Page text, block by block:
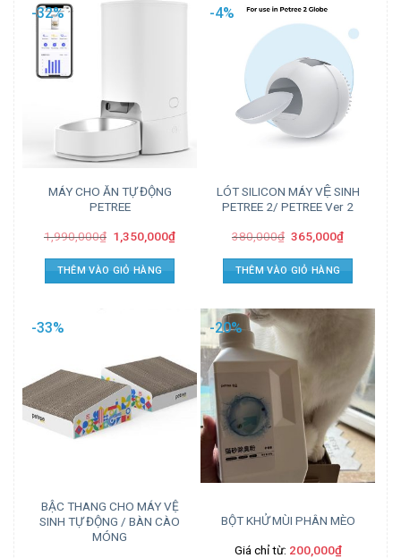
-32%
MÁY CHO ĂN TỰ ĐỘNG
PETREE
1,990,000₫ 1,350,000₫
THÊM VÀO GIỎ HÀNG
-4%
LÓT SILICON MÁY VỆ SINH
PETREE 2/ PETREE Ver 2
380,000₫ 365,000₫
THÊM VÀO GIỎ HÀNG
-33%
BẬC THANG CHO MÁY VỆ
SINH TỰ ĐỘNG / BÀN CÀO
MÓNG
-20%
BỘT KHỬ MÙI PHÂN MÈO
Giá chỉ từ: 200,000₫